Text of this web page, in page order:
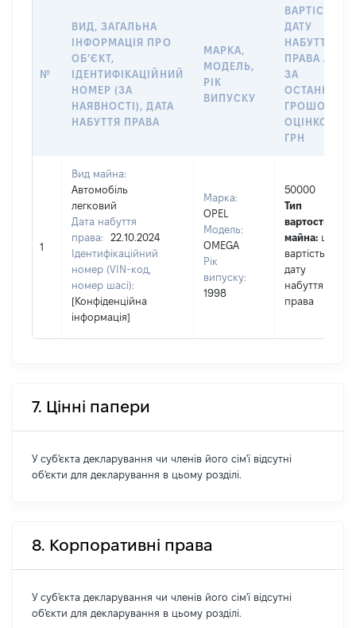
№
ВИД, ЗАГАЛЬНА
ІНФОРМАЦІЯ ПРО
ОБʼЄКТ,
ІДЕНТИФІКАЦІЙНИЙ
НОМЕР (ЗА
НАЯВНОСТІ), ДАТА
НАБУТТЯ ПРАВА
МАРКА,
МОДЕЛЬ,
РІК
ВИПУСКУ
ВАРТІСТЬ НА
ДАТУ
НАБУТТЯ
ПРАВА АБО
ЗА
ГРОШОВОЮ
ОЦІНКОЮ,
ГРН
1
Вид майна:
Автомобіль
легковий
Дата набуття
права:
22.10.2024
Ідентифікаційний
номер (VIN-код,
номер шасі):
[Конфіденційна
інформація]
Марка:
OPEL
Модель:
OMEGA
Рік
випуску:
1998
50000
Тип
вартості
майна: це
вартість на
дату
набуття
права
7. Цінні папери
У суб'єкта декларування чи членів його сім'ї відсутні
об'єкти для декларування в цьому розділі.
8. Корпоративні права
У суб'єкта декларування чи членів його сім'ї відсутні
об'єкти для декларування в цьому розділі.